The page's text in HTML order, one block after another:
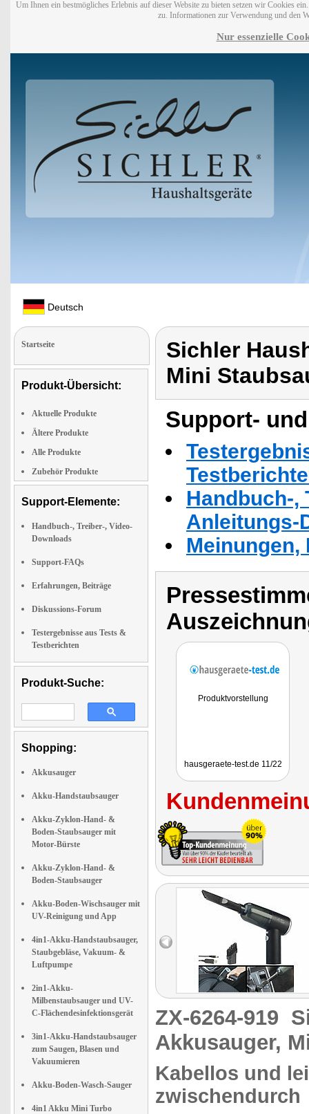
Um Ihnen ein bestmögliches Erlebnis auf dieser Website zu bieten setzen wir Cookies
zu. Informationen zur Verwendung und den
Nur essenzielle
Deutsch
Startseite
Produkt-Übersicht:
Aktuelle Produkte
Ältere Produkte
Alle Produkte
Zubehör Produkte
Support-Elemente:
Handbuch-, Treiber-, Video-
Downloads
Support-FAQs
Erfahrungen, Beiträge
Diskussions-Forum
Testergebnisse aus Tests &
Testberichten
Produkt-Suche:
Shopping:
Akkusauger
Akku-Handstaubsauger
Akku-Zyklon-Hand- &
Boden-Staubsauger mit
Motor-Bürste
Akku-Zyklon-Hand- &
Boden-Staubsauger
Akku-Boden-Wischsauger mit
UV-Reinigung und App
4in1-Akku-Handstaubsauger,
Staubgebläse, Vakuum- &
Luftpumpe
2in1-Akku-
Milbenstaubsauger und UV-
C-Flächendesinfektionsgerät
3in1-Akku-Handstaubsauger
zum Saugen, Blasen und
Vakuumieren
Akku-Boden-Wasch-Sauger
4in1 Akku Mini Turbo
Sichler
Mini
Support-
Handbuch-,
Anleitungs-
Produktvorstellung
hausgeraete-test.de 11/22
ZX-6264-919
Akkusauger,
Kabellos und
zwischendurch